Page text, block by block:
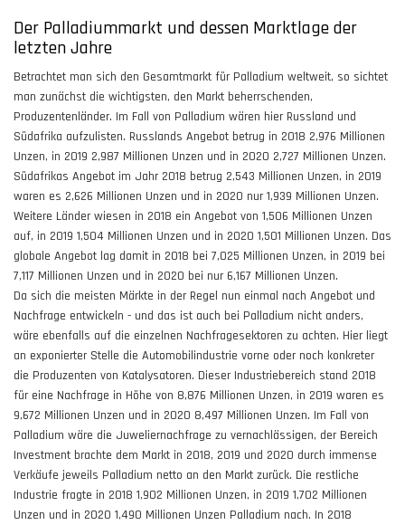
Der Palladiummarkt und dessen Marktlage der
letzten Jahre
Betrachtet man sich den Gesamtmarkt für Palladium weltweit, so sichtet
man zunächst die wichtigsten, den Markt beherrschenden,
Produzentenländer. Im Fall von Palladium wären hier Russland und
Südafrika aufzulisten. Russlands Angebot betrug in 2018 2,976 Millionen
Unzen, in 2019 2,987 Millionen Unzen und in 2020 2,727 Millionen Unzen.
Südafrikas Angebot im Jahr 2018 betrug 2,543 Millionen Unzen, in 2019
waren es 2,626 Millionen Unzen und in 2020 nur 1,939 Millionen Unzen.
Weitere Länder wiesen in 2018 ein Angebot von 1,506 Millionen Unzen
auf, in 2019 1,504 Millionen Unzen und in 2020 1,501 Millionen Unzen. Das
globale Angebot lag damit in 2018 bei 7,025 Millionen Unzen, in 2019 bei
7,117 Millionen Unzen und in 2020 bei nur 6,167 Millionen Unzen.
Da sich die meisten Märkte in der Regel nun einmal nach Angebot und
Nachfrage entwickeln - und das ist auch bei Palladium nicht anders,
wäre ebenfalls auf die einzelnen Nachfragesektoren zu achten. Hier liegt
an exponierter Stelle die Automobilindustrie vorne oder noch konkreter
die Produzenten von Katalysatoren. Dieser Industriebereich stand 2018
für eine Nachfrage in Höhe von 8,876 Millionen Unzen, in 2019 waren es
9,672 Millionen Unzen und in 2020 8,497 Millionen Unzen. Im Fall von
Palladium wäre die Juweliernachfrage zu vernachlässigen, der Bereich
Investment brachte dem Markt in 2018, 2019 und 2020 durch immense
Verkäufe jeweils Palladium netto an den Markt zurück. Die restliche
Industrie fragte in 2018 1,902 Millionen Unzen, in 2019 1,702 Millionen
Unzen und in 2020 1,490 Millionen Unzen Palladium nach. In 2018